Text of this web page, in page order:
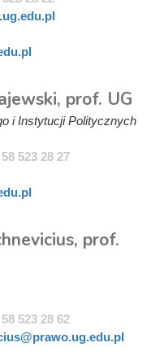
prof. UG
i Instytucji Politycznych
523 28 27
prof.
523 28 62